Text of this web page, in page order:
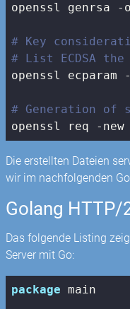
openssl genrsa -
# Key
# List ECDSA
openssl ecparam
# Generation of
openssl req -
Die erstellten Dateien
wir im nachfolgenden Go
Golang HTTP/
Das folgende Listing
Server mit Go:
package main